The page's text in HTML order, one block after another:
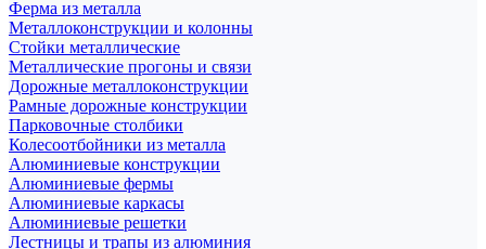
Ферма из металла
Металлоконструкции и колонны
Стойки металлические
Металлические прогоны и связи
Дорожные металлоконструкции
Рамные дорожные конструкции
Парковочные столбики
Колесоотбойники из металла
Алюминиевые конструкции
Алюминиевые фермы
Алюминиевые каркасы
Алюминиевые решетки
Лестницы и трапы из алюминия